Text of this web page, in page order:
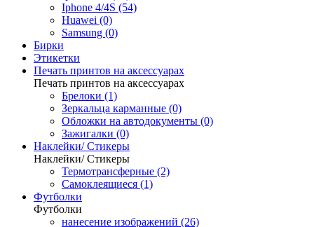
Iphone 4/4S (54)
Huawei (0)
Samsung (0)
Бирки
Этикетки
Печать принтов на аксессуарах
Печать принтов на аксессуарах
Брелоки (1)
Зеркальца карманные (0)
Обложки на автодокументы (0)
Зажигалки (0)
Наклейки/ Стикеры
Наклейки/ Стикеры
Термотрансферные (2)
Самоклеящиеся (1)
Футболки
Футболки
нанесение изображений (26)